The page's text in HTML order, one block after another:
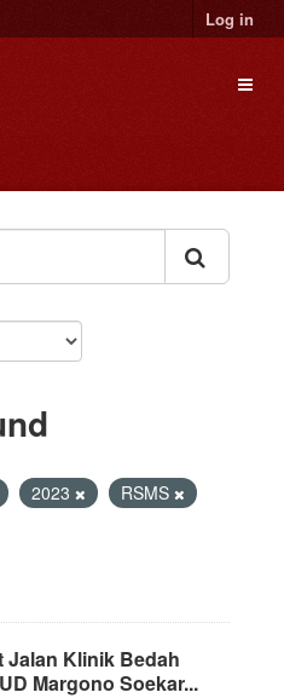
Log in
2023
RSMS
Jalan Klinik Bedah
Margono Soekar...